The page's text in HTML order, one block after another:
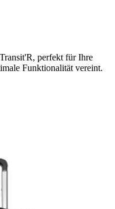
perfekt für Ihre
Funktionalität vereint.